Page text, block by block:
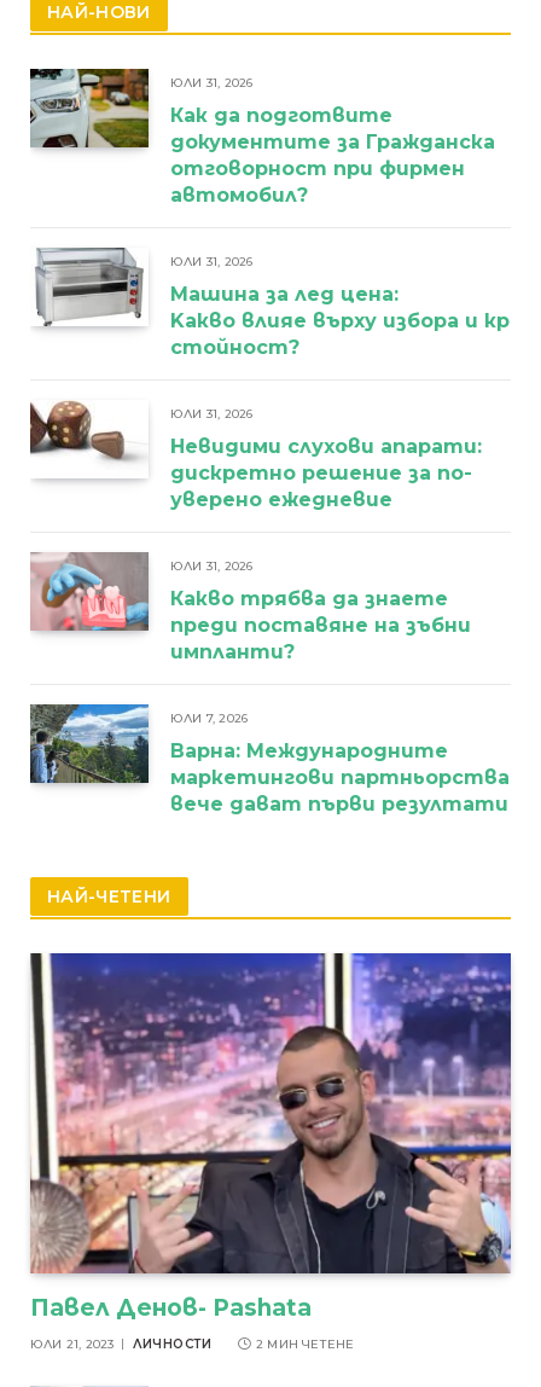
НАЙ-НОВИ
ЮЛИ 31, 2026
Как да подготвите
документите за Гражданска
отговорност при фирмен
автомобил?
ЮЛИ 31, 2026
Машина за лед цена:
Kакво влияе върху избора и
стойност?
ЮЛИ 31, 2026
Невидими слухови апарати:
дискретно решение за по-
уверено ежедневие
ЮЛИ 31, 2026
Какво трябва да знаете
преди поставяне на зъбни
импланти?
ЮЛИ 7, 2026
Варна: Международните
маркетингови партньорства
вече дават първи резултати
НАЙ-ЧЕТЕНИ
Павел Денов- Pashata
ЮЛИ 21, 2023 ЛИЧНОСТИ 2 МИН ЧЕТЕНЕ